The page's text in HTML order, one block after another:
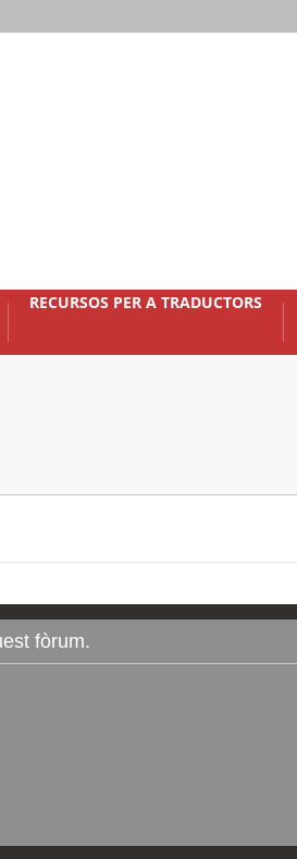
RECURSOS PER A TRADUCTORS
fòrum.